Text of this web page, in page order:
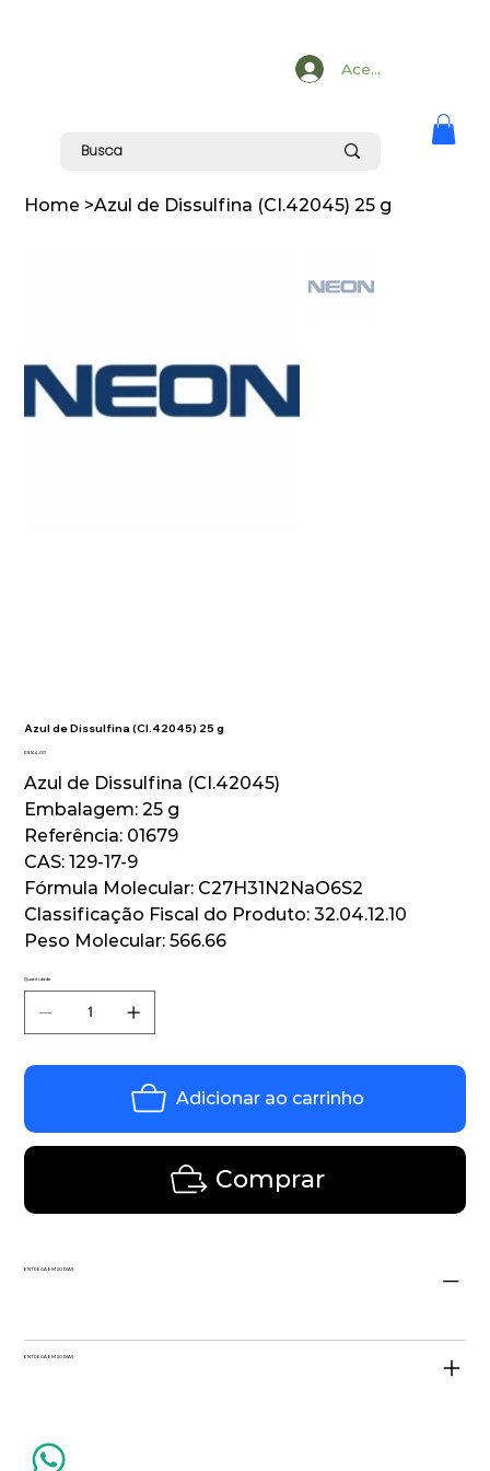
Acesse
Home >Azul de Dissulfina (CI.42045) 25 g
Azul de Dissulfina (CI.42045) 25 g
Preço
R$ 144,00
Azul de Dissulfina (CI.42045)
Embalagem: 25 g
Referência: 01679
CAS: 129-17-9
Fórmula Molecular: C27H31N2NaO6S2
Classificação Fiscal do Produto: 32.04.12.10
Peso Molecular: 566.66
Quantidade
Adicionar ao carrinho
Comprar
ENTREGA EM 20 DIAS
ENTREGA EM 20 DIAS